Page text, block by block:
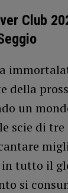
Club
della
un
scie di
tutto il
si